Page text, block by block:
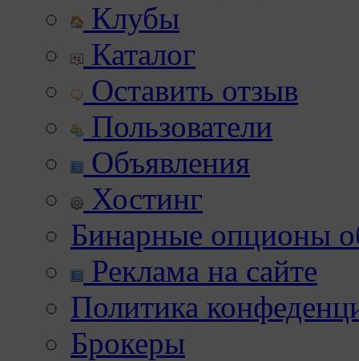
Клубы
Каталог
Оставить отзыв
Пользователи
Объявления
Хостинг
Бинарные опционы
Реклама на сайте
Политика
Брокеры